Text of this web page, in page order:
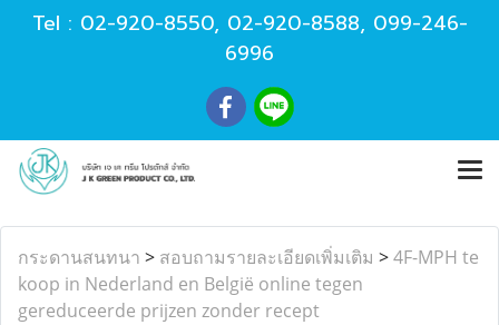
Tel : 02-920-8550, 02-920-8588, 099-246-
6996
กระดานสนทนา > สอบถามรายละเอียดเพิ่มเติม >4F-MPH te
koop in Nederland en België online tegen
gereduceerde prijzen zonder recept